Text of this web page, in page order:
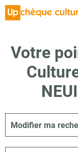
Votre
Modifier ma